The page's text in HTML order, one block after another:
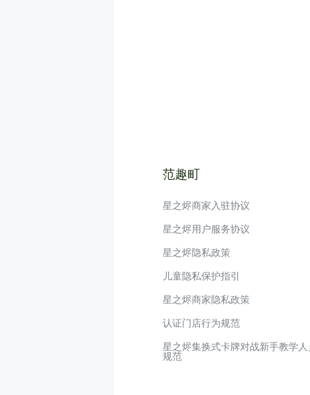
范趣町
星之烬商家入驻协议
星之烬用户服务协议
星之烬隐私政策
儿童隐私保护指引
星之烬商家隐私政策
认证门店行为规范
星之烬集换式卡牌对战新手教学
规范